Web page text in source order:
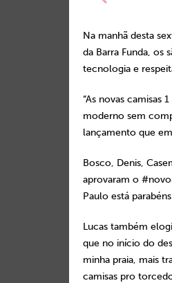
Na manhã desta
da Barra Funda, os
tecnologia e
“As novas camisas
moderno sem
lançamento que
Bosco, Denis,
aprovaram o
Paulo está
Lucas também
que no início do
minha praia, mais
camisas pro